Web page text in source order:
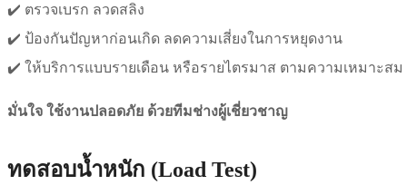
✔️ ตรวจเบรก ลวดสลิง
✔️ ป้องกันปัญหาก่อนเกิด ลดความเสี่ยงในการหยุดงาน
✔️ ให้บริการแบบรายเดือน หรือรายไตรมาส ตามความเหมาะสม
มั่นใจ ใช้งานปลอดภัย ด้วยทีมช่างผู้เชี่ยวชาญ
ทดสอบน้ำหนัก (Load Test)